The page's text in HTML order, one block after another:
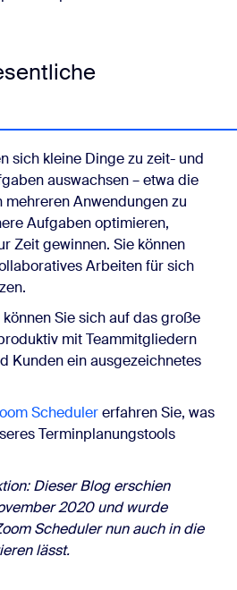
sich kleine Dinge zu zeit- und
auswachsen – etwa die
Anwendungen zu
Aufgaben optimieren,
Zeit gewinnen. Sie können
Arbeiten für sich
Sie sich auf das große
mit Teammitgliedern
Kunden ein ausgezeichnetes
Schedulererfahren Sie, was
Terminplanungstools
Dieser Blog erschien
2020 und wurde
Scheduler nun auch in die
lässt.